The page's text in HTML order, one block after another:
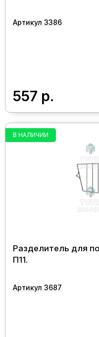
Артикул 3386
557 р.
В НАЛИЧИИ
Разделитель для
П11.
Артикул 3687